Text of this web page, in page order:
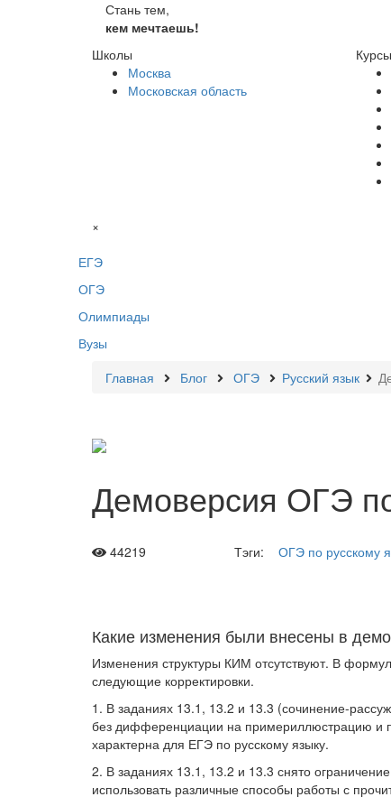
Стань тем,
кем мечтаешь!
Школы
Москва
Московская область
Курсы
×
ЕГЭ
ОГЭ
Олимпиады
Вузы
Главная
Блог ОГЭ Русский язык
Демоверсия ОГЭ
44219 Тэги: ОГЭ по русскому
Какие изменения были внесены в
Изменения структуры КИМ отсутствуют. В
следующие корректировки.
1. В заданиях 13.1, 13.2 и 13.3 (сочинение-
без дифференциации на примериллюстрацию и
характерна для ЕГЭ по русскому языку.
2. В заданиях 13.1, 13.2 и 13.3 снято
использовать различные способы работы с